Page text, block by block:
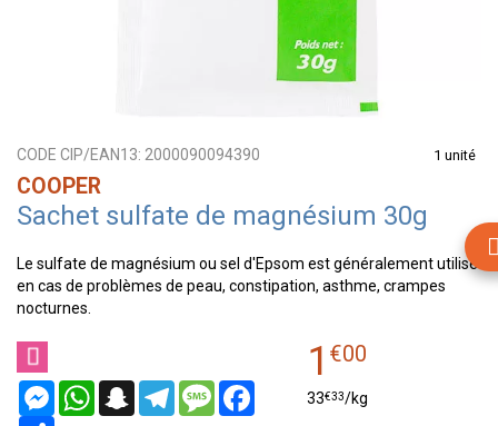
CODE CIP/EAN13: 2000090094390 1 unité
COOPER
Sachet sulfate de magnésium 30g
Le sulfate de magnésium ou sel d'Epsom est généralement utilisé
en cas de problèmes de peau, constipation, asthme, crampes
nocturnes.
MessengerWhatsAppSnapchatTelegramMessageFacebook
1 €00
33€33/kg